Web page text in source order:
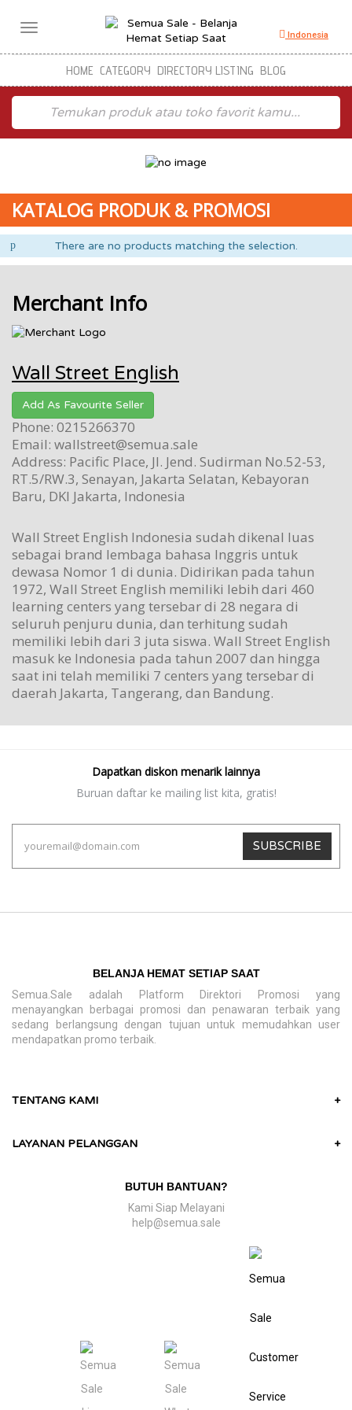
Toggle
Indonesia
HOME CATEGORY DIRECTORY LISTING BLOG
KATALOG PRODUK & PROMOSI
There are no products matching the selection.
Merchant Info
Wall Street English
Add As Favourite Seller
Phone: 0215266370
Email: wallstreet@semua.sale
Address: Pacific Place, Jl. Jend. Sudirman No.52-53,
RT.5/RW.3, Senayan, Jakarta Selatan, Kebayoran
Baru, DKI Jakarta, Indonesia
Wall Street English Indonesia sudah dikenal luas
sebagai brand lembaga bahasa Inggris untuk
dewasa Nomor 1 di dunia. Didirikan pada tahun
1972, Wall Street English memiliki lebih dari 460
learning centers yang tersebar di 28 negara di
seluruh penjuru dunia, dan terhitung sudah
memiliki lebih dari 3 juta siswa. Wall Street English
masuk ke Indonesia pada tahun 2007 dan hingga
saat ini telah memiliki 7 centers yang tersebar di
daerah Jakarta, Tangerang, dan Bandung.
Dapatkan diskon menarik lainnya
Buruan daftar ke mailing list kita, gratis!
SUBSCRIBE
BELANJA HEMAT SETIAP SAAT
Semua.Sale adalah Platform Direktori Promosi yang
menayangkan berbagai promosi dan penawaran terbaik yang
sedang berlangsung dengan tujuan untuk memudahkan user
mendapatkan promo terbaik.
TENTANG KAMI +
LAYANAN PELANGGAN +
BUTUH BANTUAN?
Kami Siap Melayani
help@semua.sale